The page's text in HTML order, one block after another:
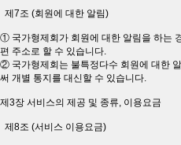
제7조 (회원에 대한 알림)
① 국가형제회가 회원에 대한 알림을 하는
편 주소로 할 수 있습니다.
② 국가형제회는 불특정다수 회원에 대한
써 개별 통지를 대신할 수 있습니다.
제3장 서비스의 제공 및 종류, 이용요금
제8조 (서비스 이용요금)